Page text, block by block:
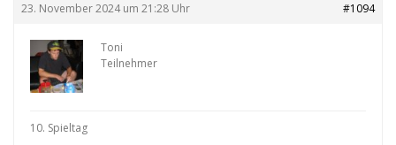
23. November 2024 um 21:28 Uhr #1094
Toni
Teilnehmer
10. Spieltag